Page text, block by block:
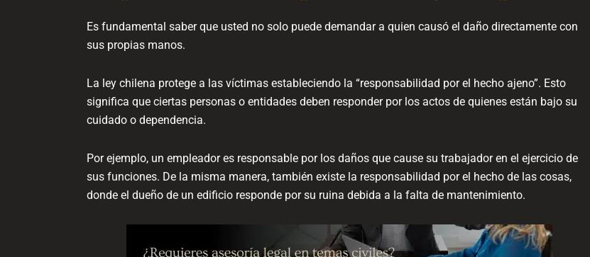
Es fundamental saber que usted no solo puede demandar a quien causó el daño directamente con
sus propias manos.
La ley chilena protege a las víctimas estableciendo la “responsabilidad por el hecho ajeno”. Esto
significa que ciertas personas o entidades deben responder por los actos de quienes están bajo su
cuidado o dependencia.
Por ejemplo, un empleador es responsable por los daños que cause su trabajador en el ejercicio de
sus funciones. De la misma manera, también existe la responsabilidad por el hecho de las cosas,
donde el dueño de un edificio responde por su ruina debida a la falta de mantenimiento.